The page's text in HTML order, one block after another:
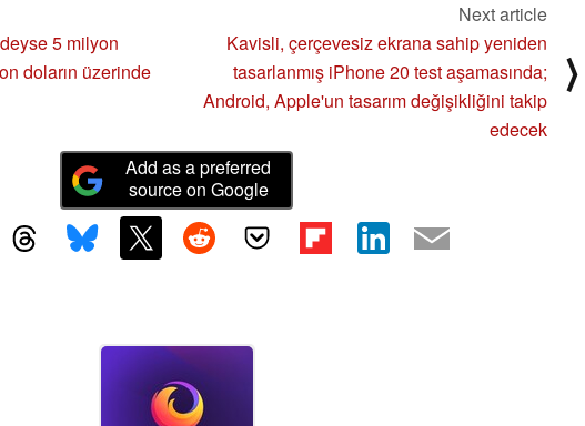
5 milyon
doların üzerinde
Next article
Kavisli, çerçevesiz ekrana sahip yeniden
tasarlanmış iPhone 20 test aşamasında;
Android, Apple'un tasarım değişikliğini takip
edecek
⟩
Add as a preferred
source on Google